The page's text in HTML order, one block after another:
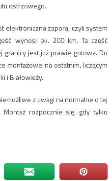
ostrzowego.
elektroniczna zapora, czyli system
wynosi ok. 200 km. Ta część
granicy jest już prawie gotowa. Do
montażowe na ostatnim, liczącym
i Białowieży.
z uwagi na normalne o tej
rozpocznie się, gdy tylko